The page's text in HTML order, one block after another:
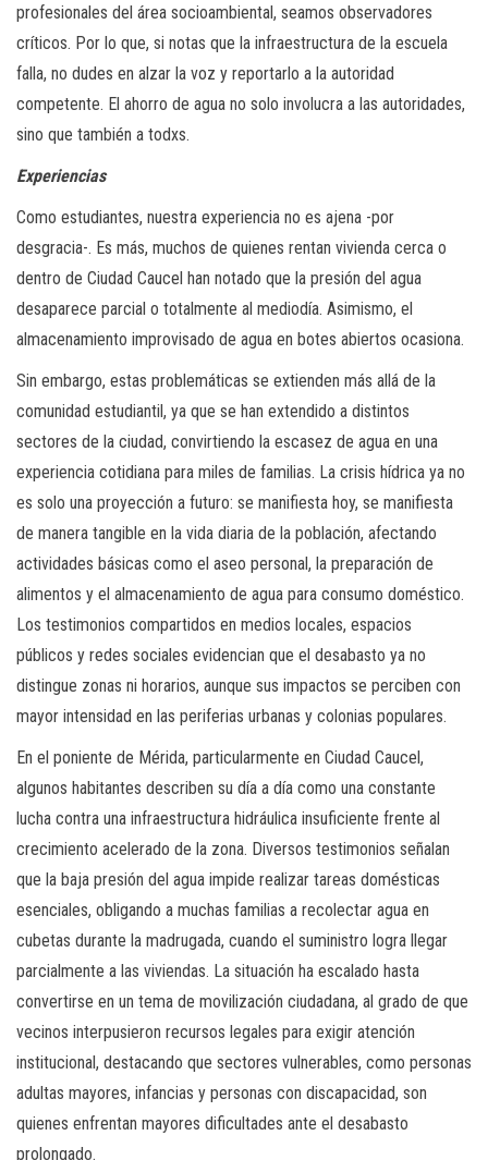
profesionales del área socioambiental, seamos observadores
críticos. Por lo que, si notas que la infraestructura de la escuela
falla, no dudes en alzar la voz y reportarlo a la autoridad
competente. El ahorro de agua no solo involucra a las autoridades,
sino que también a todxs.
Experiencias
Como estudiantes, nuestra experiencia no es ajena -por
desgracia-. Es más, muchos de quienes rentan vivienda cerca o
dentro de Ciudad Caucel han notado que la presión del agua
desaparece parcial o totalmente al mediodía. Asimismo, el
almacenamiento improvisado de agua en botes abiertos ocasiona.
Sin embargo, estas problemáticas se extienden más allá de la
comunidad estudiantil, ya que se han extendido a distintos
sectores de la ciudad, convirtiendo la escasez de agua en una
experiencia cotidiana para miles de familias. La crisis hídrica ya no
es solo una proyección a futuro: se manifiesta hoy, se manifiesta
de manera tangible en la vida diaria de la población, afectando
actividades básicas como el aseo personal, la preparación de
alimentos y el almacenamiento de agua para consumo doméstico.
Los testimonios compartidos en medios locales, espacios
públicos y redes sociales evidencian que el desabasto ya no
distingue zonas ni horarios, aunque sus impactos se perciben con
mayor intensidad en las periferias urbanas y colonias populares.
En el poniente de Mérida, particularmente en Ciudad Caucel,
algunos habitantes describen su día a día como una constante
lucha contra una infraestructura hidráulica insuficiente frente al
crecimiento acelerado de la zona. Diversos testimonios señalan
que la baja presión del agua impide realizar tareas domésticas
esenciales, obligando a muchas familias a recolectar agua en
cubetas durante la madrugada, cuando el suministro logra llegar
parcialmente a las viviendas. La situación ha escalado hasta
convertirse en un tema de movilización ciudadana, al grado de que
vecinos interpusieron recursos legales para exigir atención
institucional, destacando que sectores vulnerables, como personas
adultas mayores, infancias y personas con discapacidad, son
quienes enfrentan mayores dificultades ante el desabasto
prolongado.